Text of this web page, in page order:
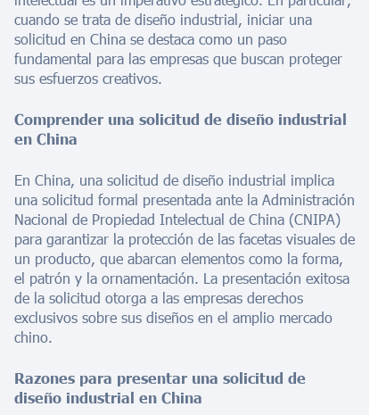
cuando se trata de diseño industrial, iniciar una
solicitud en China se destaca como un paso
fundamental para las empresas que buscan proteger
sus esfuerzos creativos.
Comprender una solicitud de diseño industrial
en China
En China, una solicitud de diseño industrial implica
una solicitud formal presentada ante la Administración
Nacional de Propiedad Intelectual de China (CNIPA)
para garantizar la protección de las facetas visuales de
un producto, que abarcan elementos como la forma,
el patrón y la ornamentación. La presentación exitosa
de la solicitud otorga a las empresas derechos
exclusivos sobre sus diseños en el amplio mercado
chino.
Razones para presentar una solicitud de
diseño industrial en China